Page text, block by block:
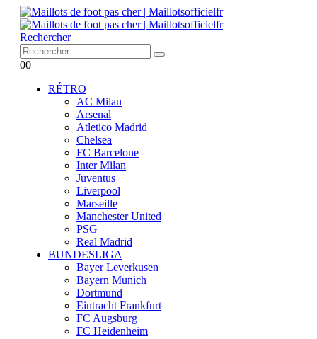
Rechercher
00
RÉTRO
AC Milan
Arsenal
Atletico Madrid
Chelsea
FC Barcelone
Inter Milan
Juventus
Liverpool
Marseille
Manchester United
PSG
Real Madrid
BUNDESLIGA
Bayer Leverkusen
Bayern Munich
Dortmund
Eintracht Frankfurt
FC Augsburg
FC Heidenheim